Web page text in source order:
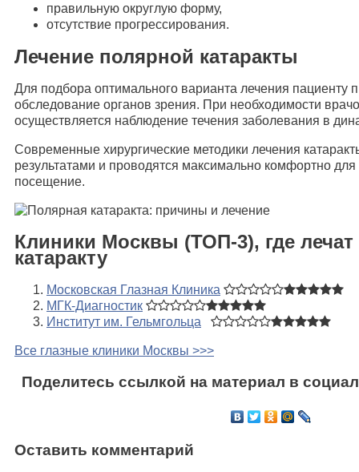
правильную округлую форму,
отсутствие прогрессирования.
Лечение полярной катаракты
Для подбора оптимального варианта лечения пациенту
обследование органов зрения. При необходимости
осуществляется наблюдение течения заболевания в
Современные хирургические методики лечения
результатами и проводятся максимально комфортно
посещение.
Клиники Москвы (ТОП-3), где
катаракту
Московская Глазная Клиника
МГК-Диагностик
Институт им. Гельмгольца
Все глазные клиники Москвы >>>
Поделитесь ссылкой на материал в
Оставить комментарий